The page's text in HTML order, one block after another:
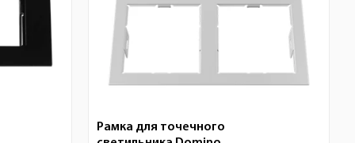
Рамка для точечного